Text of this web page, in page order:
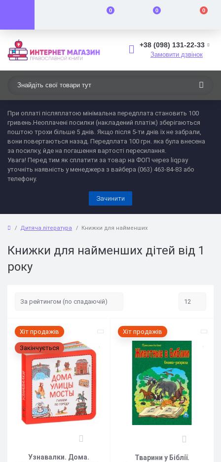
0 0 0
+38 (098) 131-22-33
Замовити дзвінок
При оплаті післяплатою мінімальна передплата становить 100
гривень. Неоплачені посилки (накладений платіж) зберігаються
поштою трохи більше 5 днів. Якщо після 5-ти днів їх не забрали,
вони повертаються назад. Передплата 100 грн. яка була внесена
за посилку, йде на погашення вартості пересилання.
Увага! Перед тим як сплатити за товар на ФОП через liqpay
уточніть наявність у менеджера з вайбера (063) 463-84-83 або
телефону.
Зачинити
Дитяча література Книжки для найменших
Книжки для найменших дітей від 1
року
Хіт продажів
Закінчується
Узнавалки. Дома.
Хіт продажів
Тварини у Біблії.